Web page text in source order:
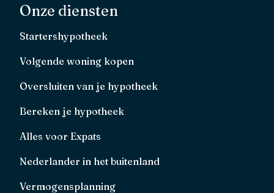
Onze diensten
Startershypotheek
Volgende woning kopen
Oversluiten van je hypotheek
Bereken je hypotheek
Alles voor Expats
Nederlander in het buitenland
Vermogensplanning